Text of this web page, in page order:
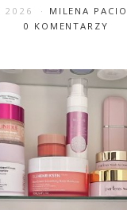
kupić w
-25% i -
tym Fenty,
Recipe?
2026
MILENA
0 KOMENTARZY